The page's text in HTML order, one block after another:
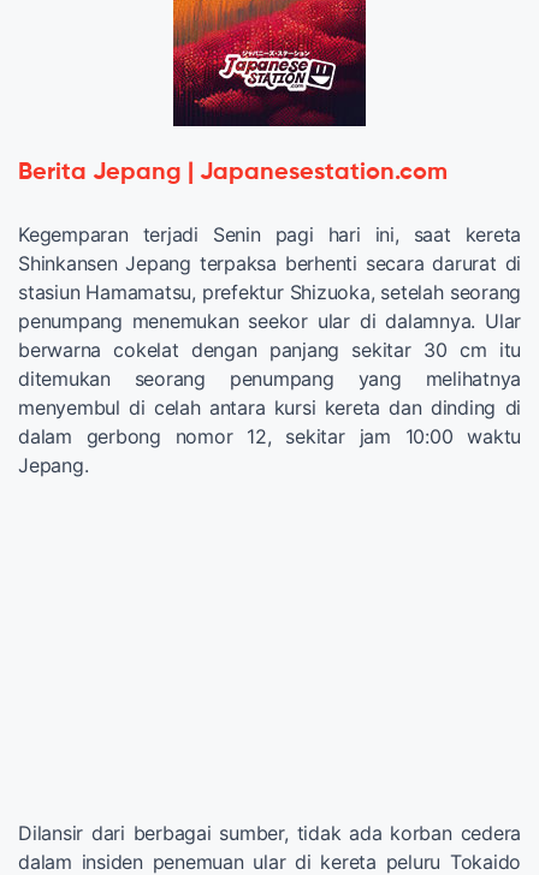
Berita Jepang | Japanesestation.com
Kegemparan terjadi Senin pagi hari ini, saat kereta
Shinkansen Jepang terpaksa berhenti secara darurat di
stasiun Hamamatsu, prefektur Shizuoka, setelah seorang
penumpang menemukan seekor ular di dalamnya. Ular
berwarna cokelat dengan panjang sekitar 30 cm itu
ditemukan seorang penumpang yang melihatnya
menyembul di celah antara kursi kereta dan dinding di
dalam gerbong nomor 12, sekitar jam 10:00 waktu
Jepang.
Dilansir dari berbagai sumber, tidak ada korban cedera
dalam insiden penemuan ular di kereta peluru Tokaido